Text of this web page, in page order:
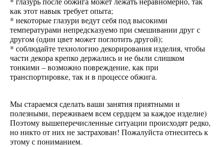
как этот навык требует опыта;
* некоторые глазури ведут себя под высокими
температурами непредсказуемо при смешивании друг с
другом (один цвет может поглотить другой);
* соблюдайте технологию декорирования изделия, чтобы
части декора крепко держались и не были слишком
тонкими – возможно повреждение, как при
транспортировке, так и в процессе обжига.
Мы стараемся сделать ваши занятия приятными и
полезными, переживаем всем сердцем за каждое изделие)
Поэтому вышеперечисленные ситуации происходят редко,
но никто от них не застрахован! Пожалуйста отнеситесь к
этому с пониманием.